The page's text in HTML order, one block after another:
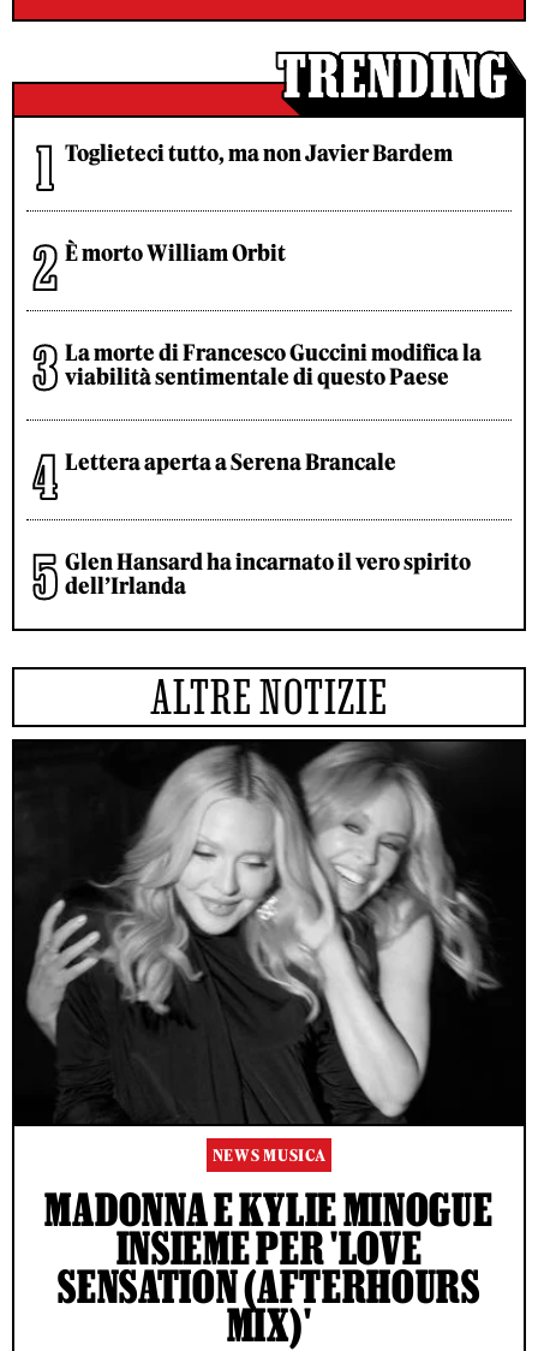
Toglieteci tutto, ma non Javier Bardem
È morto William Orbit
La morte di Francesco Guccini modifica la
viabilità sentimentale di questo Paese
Lettera aperta a Serena Brancale
Glen Hansard ha incarnato il vero spirito
dell’Irlanda
ALTRE NOTIZIE
NEWS MUSICA
MADONNA E KYLIE MINOGUE
INSIEME PER 'LOVE
SENSATION (AFTERHOURS
MIX)'